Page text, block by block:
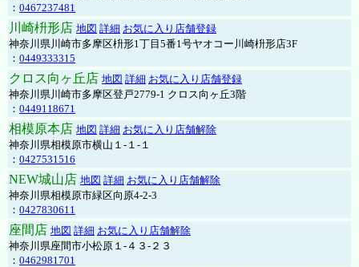
： 0467237481
川崎枡形店 地図 詳細 お気に入り店舗登録
神奈川県川崎市多摩区枡形1丁目5番1号ヤオコー川崎枡形店3F
： 0449333315
クロス向ヶ丘店 地図 詳細 お気に入り店舗登録
神奈川県川崎市多摩区登戸2779-1 クロス向ヶ丘3階
： 0449118671
相模原本店 地図 詳細 お気に入り店舗解除
神奈川県相模原市横山１-１-１
： 0427531516
NEW城山店 地図 詳細 お気に入り店舗解除
神奈川県相模原市緑区向原4-2-3
： 0427830611
座間店 地図 詳細 お気に入り店舗解除
神奈川県座間市小松原１-４３-２３
： 0462981701